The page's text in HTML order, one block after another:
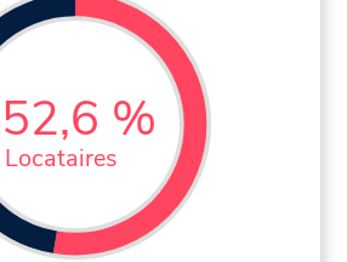
52,6 %
Locataires